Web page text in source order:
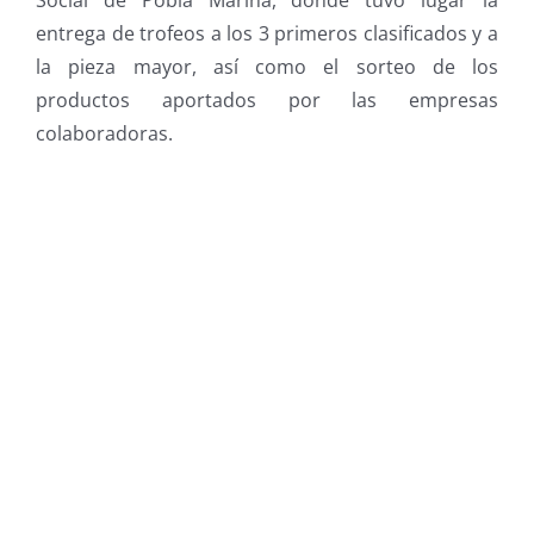
entrega de trofeos a los 3 primeros clasificados y a
la pieza mayor, así como el sorteo de los
productos aportados por las empresas
colaboradoras.